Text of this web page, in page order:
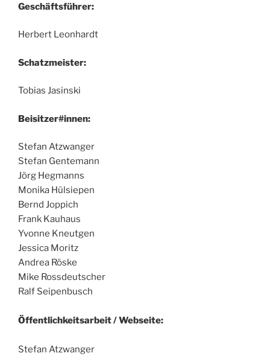
Geschäftsführer:
Herbert Leonhardt
Schatzmeister:
Tobias Jasinski
Beisitzer#innen:
Stefan Atzwanger
Stefan Gentemann
Jörg Hegmanns
Monika Hülsiepen
Bernd Joppich
Frank Kauhaus
Yvonne Kneutgen
Jessica Moritz
Andrea Röske
Mike Rossdeutscher
Ralf Seipenbusch
Öffentlichkeitsarbeit / Webseite:
Stefan Atzwanger